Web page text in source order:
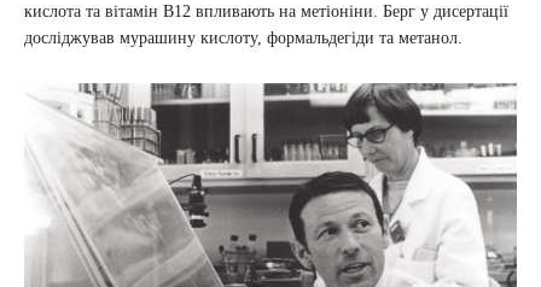
кислота та вітамін В12 впливають на метіоніни. Берг у дисертації
досліджував мурашину кислоту, формальдегіди та метанол.